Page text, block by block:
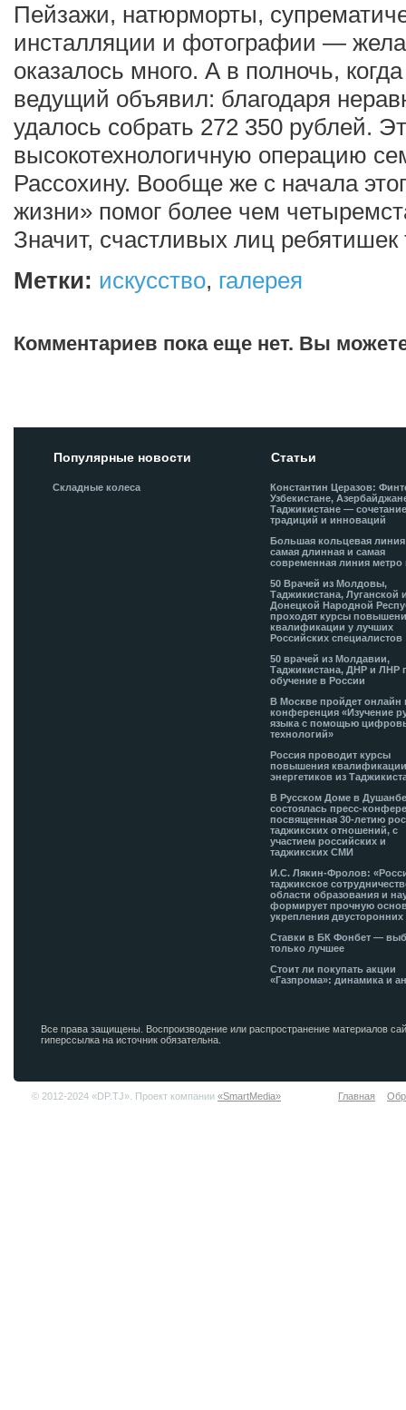
Пейзажи, натюрморты,
инсталляции и фотографии —
оказалось много. А в полночь,
ведущий объявил: благодаря
удалось собрать 272 350 рублей.
высокотехнологичную операцию
Рассохину. Вообще же с начала
жизни» помог более чем
Значит, счастливых лиц
Метки: искусство, галерея
Комментариев пока еще нет. Вы
Популярные новости
Складные колеса
Статьи
Константин Церазов:
Узбекистане,
Таджикистане —
традиций и инноваций
Большая кольцевая
самая длинная и самая
современная линия метро
50 Врачей из Молдовы,
Таджикистана, Луганской
Донецкой Народной
проходят курсы
квалификации у лучших
Российских специалистов
50 врачей из Молдавии,
Таджикистана, ДНР и ЛНР
обучение в России
В Москве пройдет онлайн
конференция «Изучение
языка с помощью
технологий»
Россия проводит курсы
повышения
энергетиков из
В Русском Доме в
состоялась пресс-
посвященная 30-летию
таджикских отношений, с
участием российских и
таджикских СМИ
И.С. Лякин-Фролов:
таджикское
области образования и
формирует прочную
укрепления двусторонних
Ставки в БК Фонбет —
только лучшее
Стоит ли покупать акции
«Газпрома»: динамика и
Все права защищены. Воспроизводение или распространение материалов
гиперссылка на источник обязательна.
© 2012-2024 «DP.TJ». Проект компании «SmartMedia» Главная